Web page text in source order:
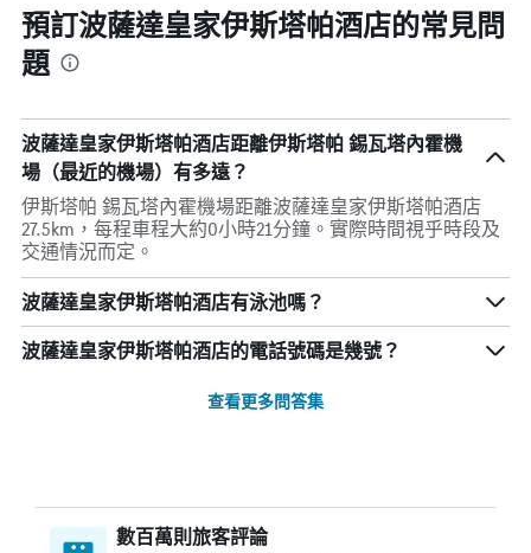
預訂波薩達皇家伊斯塔帕酒店的常見問
題
波薩達皇家伊斯塔帕酒店距離伊斯塔帕 錫瓦塔內霍機
場（最近的機場）有多遠？
伊斯塔帕 錫瓦塔內霍機場距離波薩達皇家伊斯塔帕酒店
27.5km，每程車程大約0小時21分鐘。實際時間視乎時段及
交通情況而定。
波薩達皇家伊斯塔帕酒店有泳池嗎？
波薩達皇家伊斯塔帕酒店的電話號碼是幾號？
查看更多問答集
數百萬則旅客評論